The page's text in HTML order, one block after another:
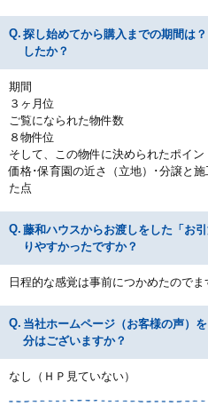
探し始めてから購入までの期間は
したか？
期間
３ヶ月位
ご覧になられた物件数
８物件位
そして、この物件に決められたポイン
価格･保育園の近さ（立地）･分譲と
た点
藤和ハウスからお渡しをした「お
りやすかったですか？
日程的な感覚は事前につかめたのでま
当社ホームページ（お客様の声）
分はございますか？
なし（ＨＰ見ていない）